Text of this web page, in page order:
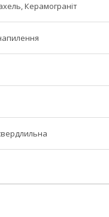
Керамограніт